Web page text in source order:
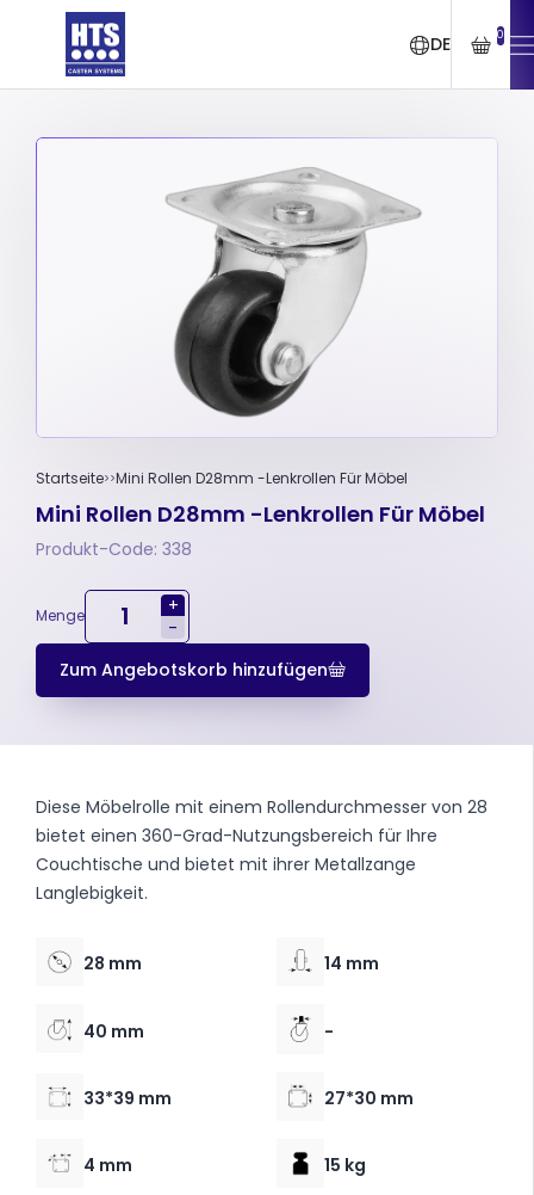
DE 0
Startseite Mini Rollen D28mm -Lenkrollen Für Möbel
Mini Rollen D28mm -Lenkrollen Für Möbel
Produkt-Code: 338
Menge
+
-
Zum Angebotskorb hinzufügen
Diese Möbelrolle mit einem Rollendurchmesser von 28
bietet einen 360-Grad-Nutzungsbereich für Ihre
Couchtische und bietet mit ihrer Metallzange
Langlebigkeit.
28 mm 14 mm
40 mm -
33*39 mm 27*30 mm
4 mm 15 kg